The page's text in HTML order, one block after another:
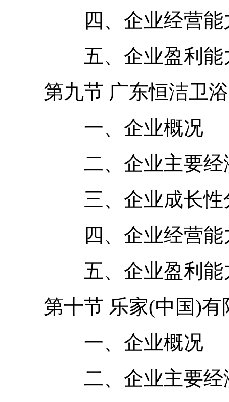
四、企业经营能
五、企业盈利能力
第九节 广东恒洁卫浴
一、企业概况
二、企业主要经济
三、企业成长性
四、企业经营能
五、企业盈利能力
第十节 乐家(中国)有
一、企业概况
二、企业主要经济